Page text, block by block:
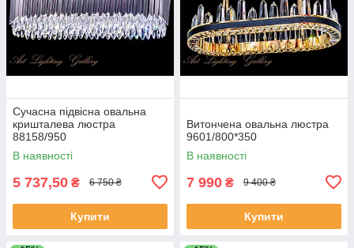
Сучасна підвісна овальна
кришталева люстра
88158/950
В наявності
5 737,50 ₴ 6 750 ₴
Купити
Витончена овальна люстра
9601/800*350
В наявності
7 990 ₴ 9 400 ₴
Купити